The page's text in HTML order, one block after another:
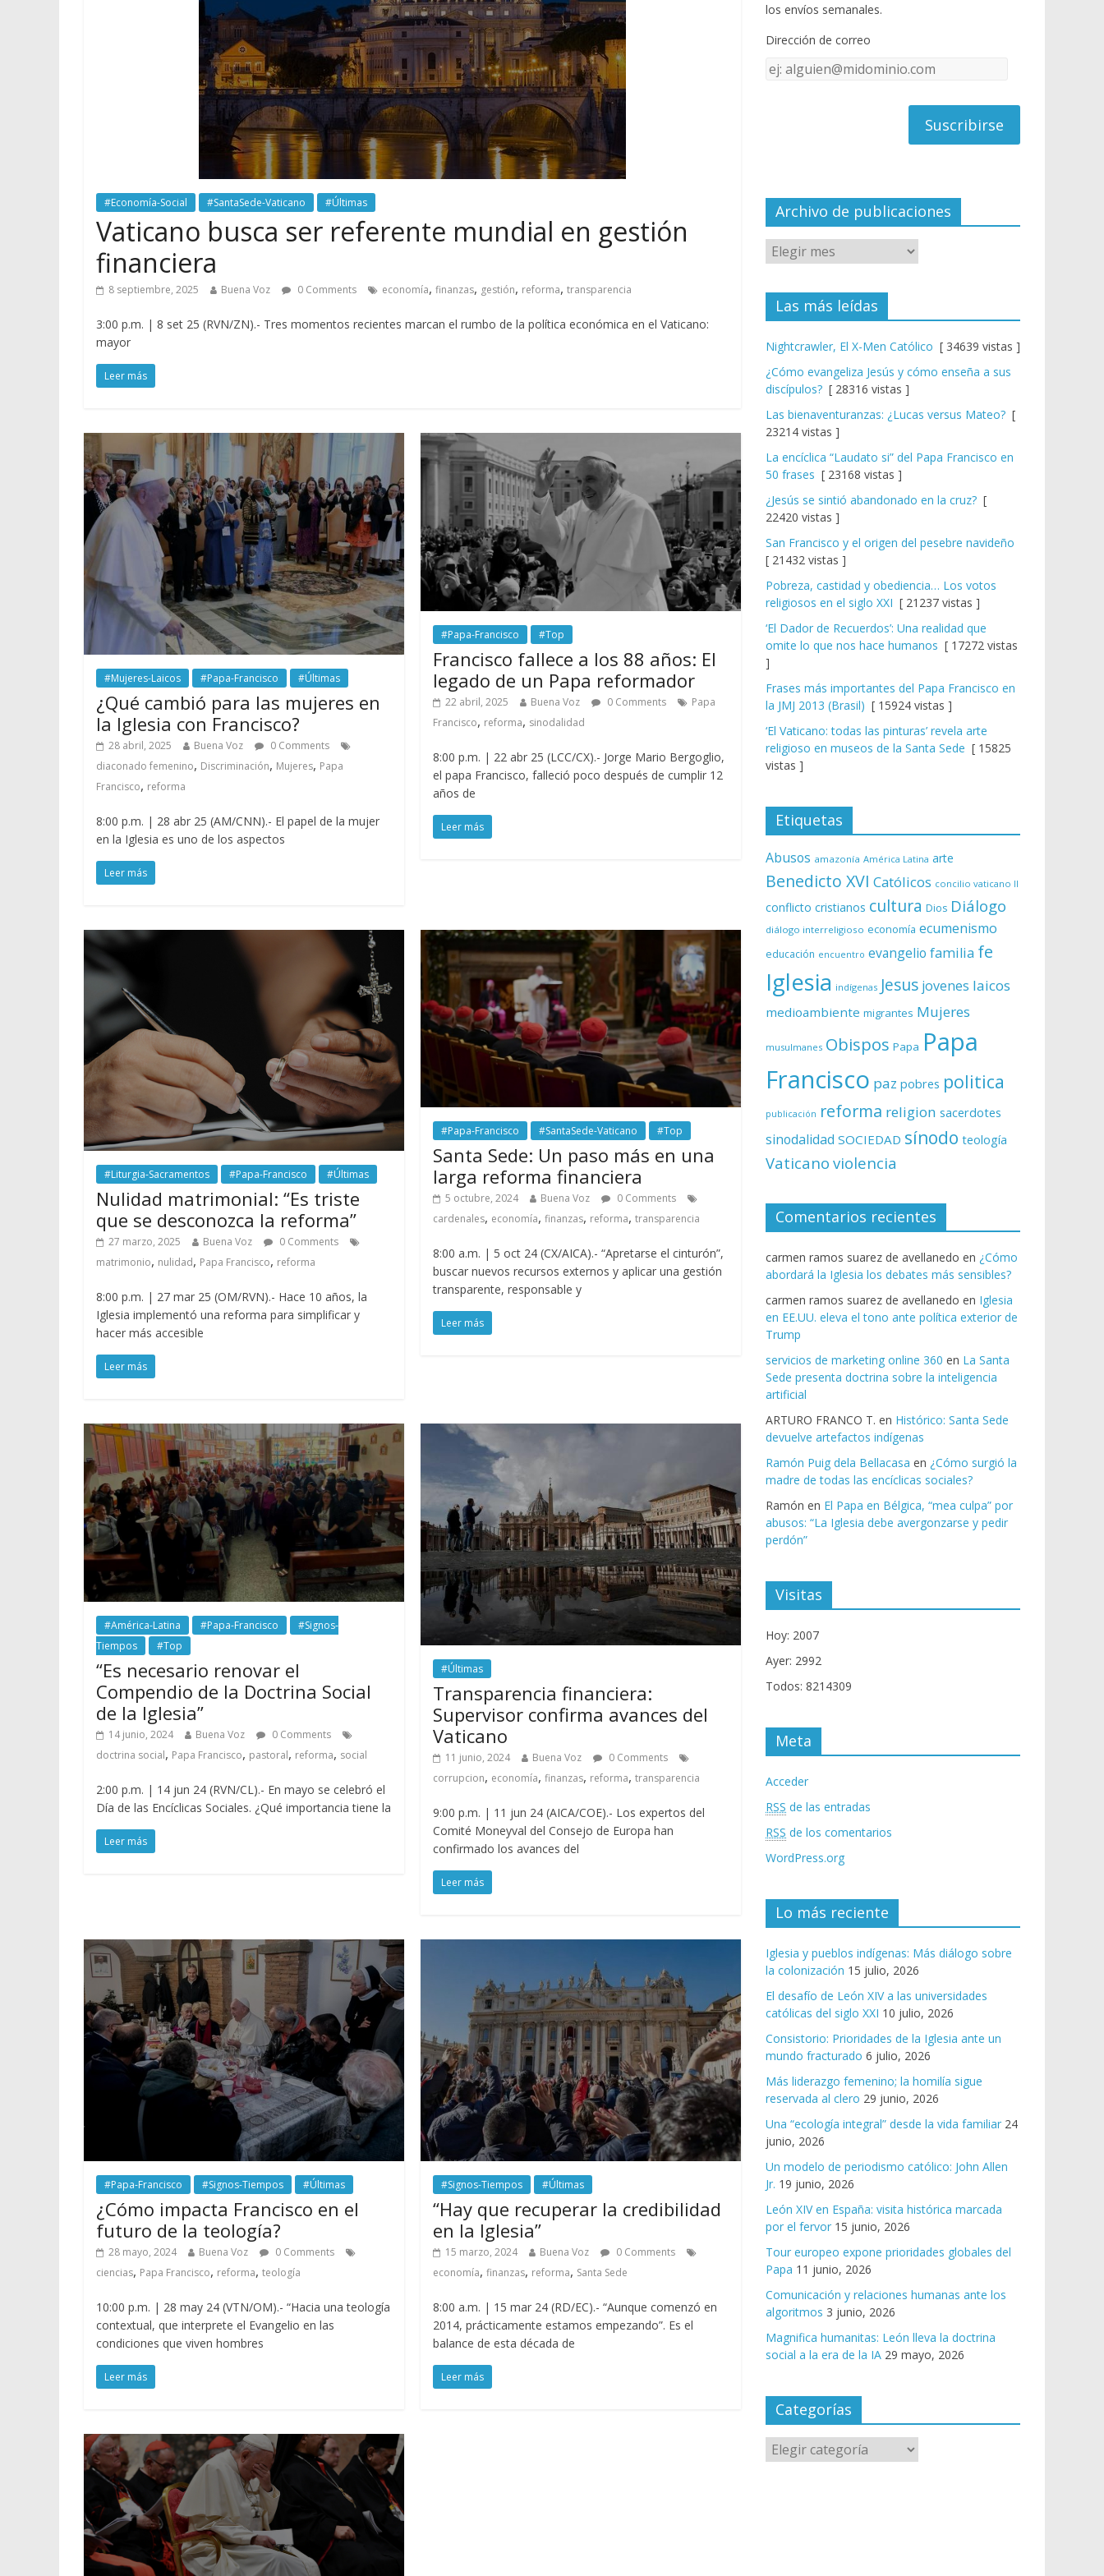
#Economía-Social #SantaSede-Vaticano #Últimas
Vaticano busca ser referente mundial en gestión
financiera
8 septiembre, 2025 Buena Voz 0 Comments economía, finanzas, gestión, reforma, transparencia
3:00 p.m. | 8 set 25 (RVN/ZN).- Tres momentos recientes marcan el rumbo de la política económica en el Vaticano:
mayor
Leer más
#Mujeres-Laicos #Papa-Francisco #Últimas
¿Qué cambió para las mujeres en
la Iglesia con Francisco?
28 abril, 2025 Buena Voz
0 Comments
diaconado femenino, Discriminación, Mujeres, Papa
Francisco, reforma
8:00 p.m. | 28 abr 25 (AM/CNN).- El papel de la mujer
en la Iglesia es uno de los aspectos
Leer más
#Papa-Francisco #Top
Francisco fallece a los 88 años: El
legado de un Papa reformador
22 abril, 2025 Buena Voz 0 Comments
Papa
Francisco, reforma, sinodalidad
8:00 p.m. | 22 abr 25 (LCC/CX).- Jorge Mario Bergoglio,
el papa Francisco, falleció poco después de cumplir 12
años de
Leer más
#Liturgia-Sacramentos #Papa-Francisco #Últimas
Nulidad matrimonial: “Es triste
que se desconozca la reforma”
27 marzo, 2025 Buena Voz
0 Comments
matrimonio, nulidad, Papa Francisco, reforma
8:00 p.m. | 27 mar 25 (OM/RVN).- Hace 10 años, la
Iglesia implementó una reforma para simplificar y
hacer más accesible
Leer más
#Papa-Francisco #SantaSede-Vaticano #Top
Santa Sede: Un paso más en una
larga reforma financiera
5 octubre, 2024 Buena Voz
0 Comments
cardenales, economía,finanzas, reforma,transparencia
8:00 a.m. | 5 oct 24 (CX/AICA).- “Apretarse el cinturón”,
buscar nuevos recursos externos y aplicar una gestión
transparente, responsable y
Leer más
#América-Latina #Papa-Francisco
#Signos-
Tiempos
#Top
“Es necesario renovar el
Compendio de la Doctrina Social
de la Iglesia”
14 junio, 2024 Buena Voz
0 Comments
doctrina social, Papa Francisco, pastoral, reforma, social
2:00 p.m. | 14 jun 24 (RVN/CL).- En mayo se celebró el
Día de las Encíclicas Sociales. ¿Qué importancia tiene la
Leer más
#Últimas
Transparencia financiera:
Supervisor confirma avances del
Vaticano
11 junio, 2024 Buena Voz
0 Comments
corrupcion, economía,finanzas, reforma,transparencia
9:00 p.m. | 11 jun 24 (AICA/COE).- Los expertos del
Comité Moneyval del Consejo de Europa han
confirmado los avances del
Leer más
#Papa-Francisco #Signos-Tiempos #Últimas
¿Cómo impacta Francisco en el
futuro de la teología?
28 mayo, 2024 Buena Voz
0 Comments
ciencias, Papa Francisco, reforma, teología
10:00 p.m. | 28 may 24 (VTN/OM).- “Hacia una teología
contextual, que interprete el Evangelio en las
condiciones que viven hombres
Leer más
#Signos-Tiempos #Últimas
“Hay que recuperar la credibilidad
en la Iglesia”
15 marzo, 2024 Buena Voz
0 Comments
economía,finanzas, reforma, Santa Sede
8:00 a.m. | 15 mar 24 (RD/EC).- “Aunque comenzó en
2014, prácticamente estamos empezando”. Es el
balance de esta década de
Leer más
o
k e
C
el
los envíos semanales.
Dirección de correo
Dirección
Archivo de publicaciones
Las más leídas
Nightcrawler, El X-Men Católico [ 34639 vistas ]
¿Cómo evangeliza Jesús y cómo enseña a sus
discípulos? [ 28316 vistas ]
Las bienaventuranzas: ¿Lucas versus Mateo? [
23214 vistas ]
La encíclica “Laudato si” del Papa Francisco en
50 frases [ 23168 vistas ]
¿Jesús se sintió abandonado en la cruz? [
22420 vistas ]
San Francisco y el origen del pesebre navideño
[ 21432 vistas ]
Pobreza, castidad y obediencia… Los votos
religiosos en el siglo XXI [ 21237 vistas ]
‘El Dador de Recuerdos’: Una realidad que
omite lo que nos hace humanos [ 17272 vistas
]
Frases más importantes del Papa Francisco en
la JMJ 2013 (Brasil) [ 15924 vistas ]
‘El Vaticano: todas las pinturas’ revela arte
religioso en museos de la Santa Sede [ 15825
vistas ]
Etiquetas
Abusos amazonía América Latina arte
Benedicto XVI Católicos concilio vaticano II
conflicto cristianos cultura Dios Diálogo
diálogo interreligioso economía ecumenismo
educación encuentro evangelio familia fe
Iglesia indígenas Jesus jovenes laicos
medioambiente migrantes Mujeres
musulmanes Obispos Papa Papa
Francisco paz pobres politica
publicación reforma religion sacerdotes
sinodalidad SOCIEDAD sínodo teología
Vaticano violencia
Comentarios recientes
carmen ramos suarez de avellanedo en ¿Cómo
abordará la Iglesia los debates más sensibles?
carmen ramos suarez de avellanedo en Iglesia
en EE.UU. eleva el tono ante política exterior de
Trump
servicios de marketing online 360 en La Santa
Sede presenta doctrina sobre la inteligencia
artificial
ARTURO FRANCO T. en Histórico: Santa Sede
devuelve artefactos indígenas
Ramón Puig dela Bellacasa en ¿Cómo surgió la
madre de todas las encíclicas sociales?
Ramón en El Papa en Bélgica, “mea culpa” por
abusos: “La Iglesia debe avergonzarse y pedir
perdón”
Visitas
Hoy: 2007
Ayer: 2992
Todos: 8214309
Meta
Acceder
RSS de las entradas
RSS de los comentarios
WordPress.org
Lo más reciente
Iglesia y pueblos indígenas: Más diálogo sobre
la colonización 15 julio, 2026
El desafío de León XIV a las universidades
católicas del siglo XXI 10 julio, 2026
Consistorio: Prioridades de la Iglesia ante un
mundo fracturado 6 julio, 2026
Más liderazgo femenino; la homilía sigue
reservada al clero 29 junio, 2026
Una “ecología integral” desde la vida familiar 24
junio, 2026
Un modelo de periodismo católico: John Allen
Jr. 19 junio, 2026
León XIV en España: visita histórica marcada
por el fervor 15 junio, 2026
Tour europeo expone prioridades globales del
Papa 11 junio, 2026
Comunicación y relaciones humanas ante los
algoritmos 3 junio, 2026
Magnifica humanitas: León lleva la doctrina
social a la era de la IA 29 mayo, 2026
Categorías